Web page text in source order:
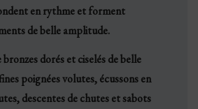
en rythme et forment
de belle amplitude.
dorés et ciselés de belle
poignées volutes, écussons en
descentes de chutes et sabots